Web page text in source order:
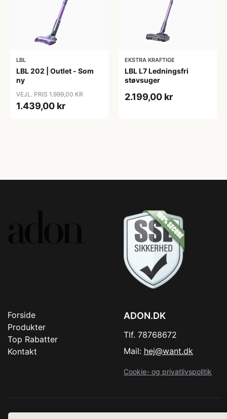
LBL
LBL 202 | Outlet - Som
ny
VEJL. PRIS 1.999,00 KR
1.439,00 kr
EKSTRA KRAFTIGE
LBL L7 Ledningsfri
støvsuger
2.199,00 kr
Forside
Produkter
Top Rabatter
Kontakt
ADON.DK
Tlf. 78768672
Mail: hej@want.dk
Cookie- og privatlivspolitik